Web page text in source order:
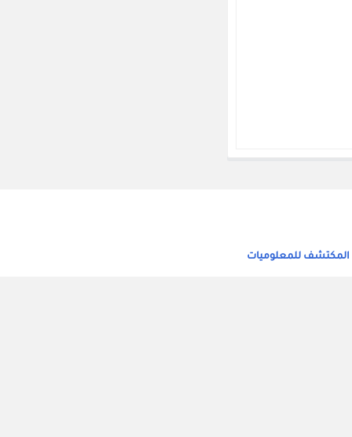
المكتشف للمعلوميات